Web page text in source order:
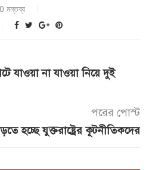
0 মন্তব্য
যাওয়া না যাওয়া নিয়ে দুই
পরের পোস্ট
হচ্ছে যুক্তরাষ্ট্রের কূটনীতিকদের